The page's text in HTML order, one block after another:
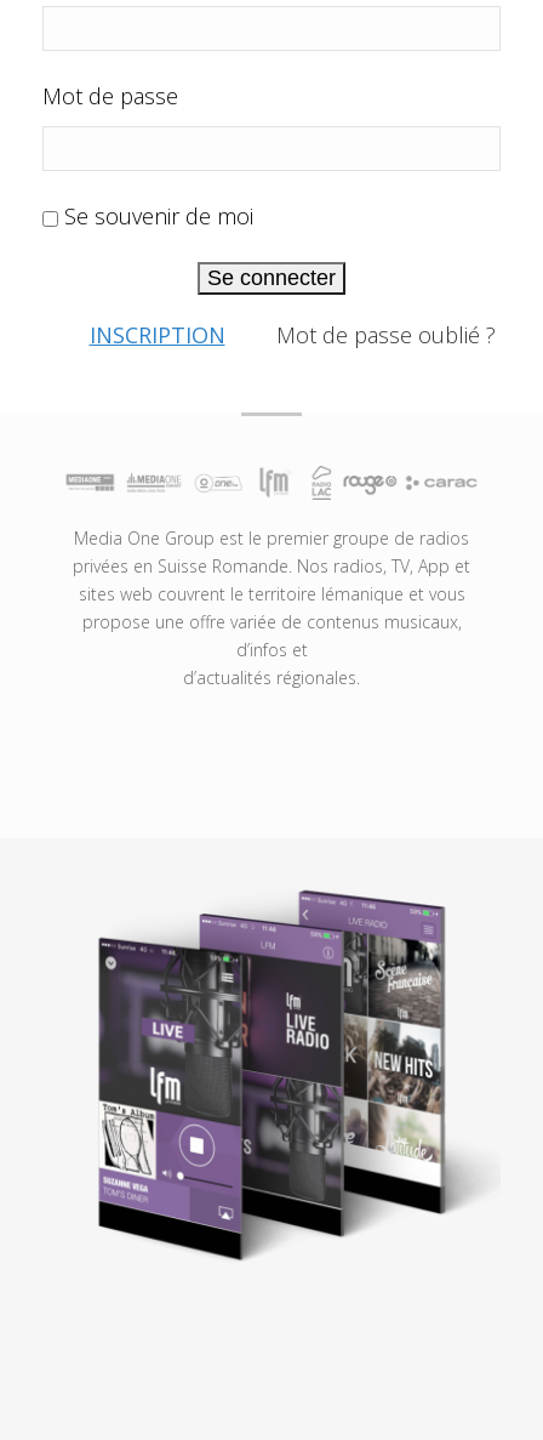
Mot de passe
Se souvenir de moi
Se connecter
INSCRIPTION Mot de passe oublié ?
Media One Group est le premier groupe de radios
privées en Suisse Romande. Nos radios, TV, App et
sites web couvrent le territoire lémanique et vous
propose une offre variée de contenus musicaux,
d’infos et
d’actualités régionales.